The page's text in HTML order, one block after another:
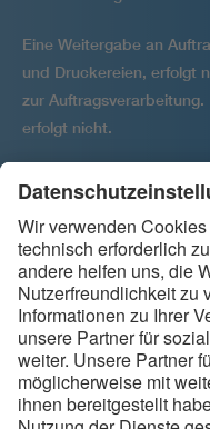
Eine Weitergabe an
und Druckereien, erfolgt
zur
erfolgt nicht.
an
.
Folgen Sie